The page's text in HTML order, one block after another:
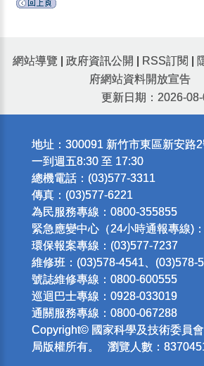
網站導覽 政府資訊公開 RSS訂閱
府網站資料開放宣告
更新日期：2026-
地址：300091 新竹市東區新安路
一到週五8:30 至 17:30
總機電話：(03)577-3311
傳真：(03)577-6221
為民服務專線：0800-355855
緊急應變中心（24小時通報專線)
環保報案專線：(03)577-7237
維修班：(03)578-4541、(03)578-
號誌維修專線：0800-600555
巡迴巴士專線：0928-033019
通關服務專線：0800-067288
Copyright© 國家科學及技術委員
局版權所有。 瀏覽人數：